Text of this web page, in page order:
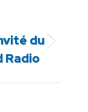
du
Radio